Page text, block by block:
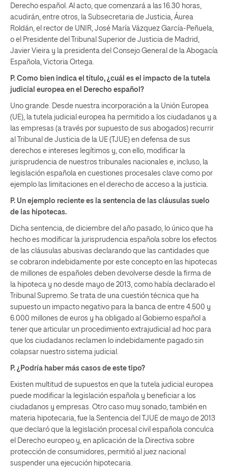
Derecho español. Al acto, que comenzará a las 16.30 horas,
acudirán, entre otros, la Subsecretaria de Justicia, Áurea
Roldán, el rector de UNIR, José María Vázquez García-Peñuela,
o el Presidente del Tribunal Superior de Justicia de Madrid,
Javier Vieira y la presidenta del Consejo General de la Abogacía
Española, Victoria Ortega.
P. Como bien indica el título, ¿cuál es el impacto de la tutela
judicial europea en el Derecho español?
Uno grande. Desde nuestra incorporación a la Unión Europea
(UE), la tutela judicial europea ha permitido a los ciudadanos y a
las empresas (a través por supuesto de sus abogados) recurrir
al Tribunal de Justicia de la UE (TJUE) en defensa de sus
derechos e intereses legítimos y, con ello, modificar la
jurisprudencia de nuestros tribunales nacionales e, incluso, la
legislación española en cuestiones procesales clave como por
ejemplo las limitaciones en el derecho de acceso a la justicia.
P. Un ejemplo reciente es la sentencia de las cláusulas suelo
de las hipotecas.
Dicha sentencia, de diciembre del año pasado, lo único que ha
hecho es modificar la jurisprudencia española sobre los efectos
de las cláusulas abusivas declarando que las cantidades que
se cobraron indebidamente por este concepto en las hipotecas
de millones de españoles deben devolverse desde la firma de
la hipoteca y no desde mayo de 2013, como había declarado el
Tribunal Supremo. Se trata de una cuestión técnica que ha
supuesto un impacto negativo para la banca de entre 4.500 y
6.000 millones de euros y ha obligado al Gobierno español a
tener que articular un procedimiento extrajudicial ad hoc para
que los ciudadanos reclamen lo indebidamente pagado sin
colapsar nuestro sistema judicial.
P. ¿Podría haber más casos de este tipo?
Existen multitud de supuestos en que la tutela judicial europea
puede modificar la legislación española y beneficiar a los
ciudadanos y empresas. Otro caso muy sonado, también en
materia hipotecaria, fue la Sentencia del TJUE de mayo de 2013
que declaró que la legislación procesal civil española conculca
el Derecho europeo y, en aplicación de la Directiva sobre
protección de consumidores, permitió al juez nacional
suspender una ejecución hipotecaria.